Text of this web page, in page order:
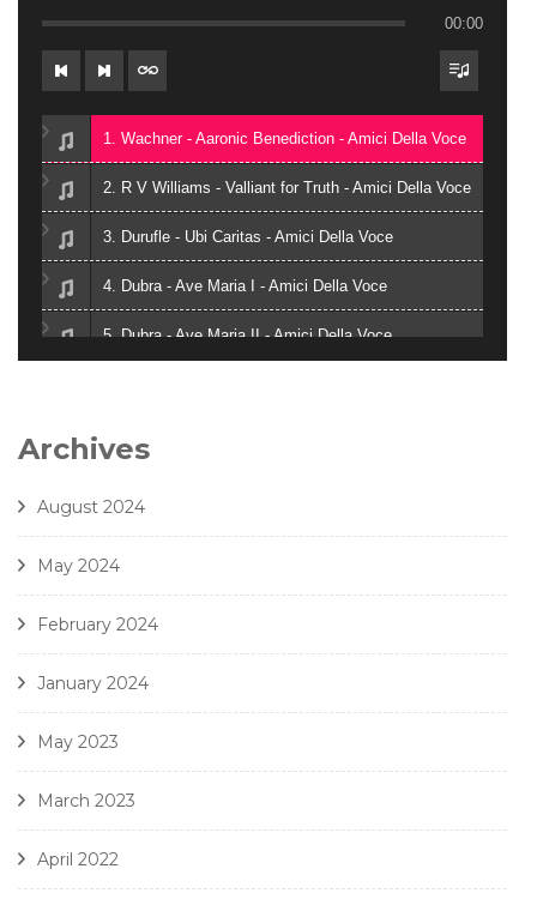
00:00
1. Wachner - Aaronic Benediction - Amici Della Voce
2. R V Williams - Valliant for Truth - Amici Della Voce
3. Durufle - Ubi Caritas - Amici Della Voce
4. Dubra - Ave Maria I - Amici Della Voce
5. Dubra - Ave Maria II - Amici Della Voce
Archives
August 2024
May 2024
February 2024
January 2024
May 2023
March 2023
April 2022